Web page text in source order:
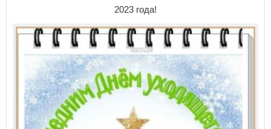
2023 года!